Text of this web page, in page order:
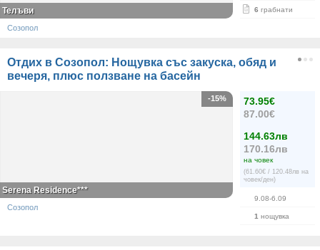
6 грабнати
Телъви
Созопол
Отдих в Созопол: Нощувка със закуска, обяд и
вечеря, плюс ползване на басейн
73.95€
87.00€
144.63лв
170.16лв
на човек
(61.60€ / 120.48лв на
човек/ден)
9.08-6.09
1 нощувка
-15%
Serena Residence***
Созопол